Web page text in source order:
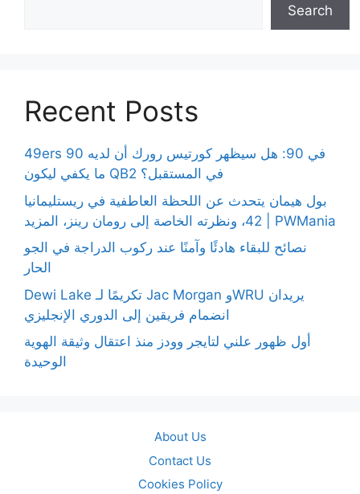
Search
Recent Posts
49ers 90 في 90: هل سيظهر كورتيس رورك أن لديه
ما يكفي ليكون QB2 في المستقبل؟
بول هيمان يتحدث عن اللحظة العاطفية في ريستليمانيا
42، ونظرته الخاصة إلى رومان رينز، المزيد | PWMania
نصائح للبقاء هادئًا وآمنًا عند ركوب الدراجة في الجو
الحار
Dewi Lake تكريمًا لـ Jac Morgan وWRU يريدان
انضمام فريقين إلى الدوري الإنجليزي
أول ظهور علني لتايجر وودز منذ اعتقال وثيقة الهوية
الوحيدة
About Us
Contact Us
Cookies Policy